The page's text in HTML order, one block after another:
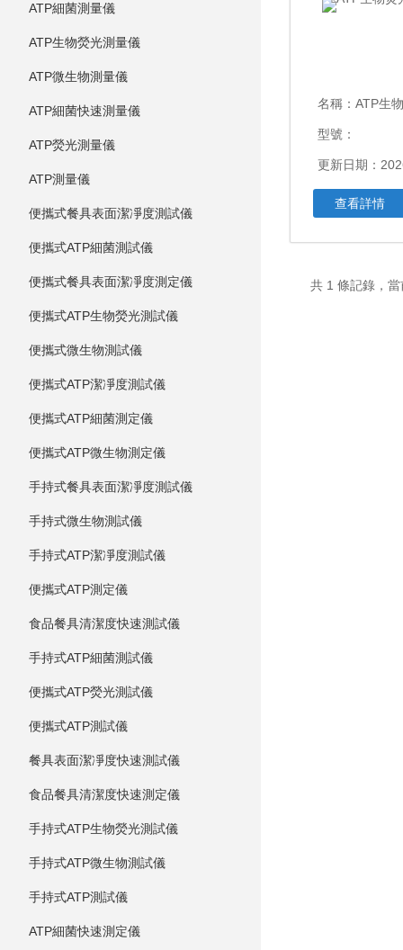
ATP細菌測量儀
ATP生物熒光測量儀
ATP微生物測量儀
ATP細菌快速測量儀
ATP熒光測量儀
ATP測量儀
便攜式餐具表面潔凈度測試儀
便攜式ATP細菌測試儀
便攜式餐具表面潔凈度測定儀
便攜式ATP生物熒光測試儀
便攜式微生物測試儀
便攜式ATP潔凈度測試儀
便攜式ATP細菌測定儀
便攜式ATP微生物測定儀
手持式餐具表面潔凈度測試儀
手持式微生物測試儀
手持式ATP潔凈度測試儀
便攜式ATP測定儀
食品餐具清潔度快速測試儀
手持式ATP細菌測試儀
便攜式ATP熒光測試儀
便攜式ATP測試儀
餐具表面潔凈度快速測試儀
食品餐具清潔度快速測定儀
手持式ATP生物熒光測試儀
手持式ATP微生物測試儀
手持式ATP測試儀
ATP細菌快速測定儀
名稱： ATP生物
型號：
更新日期：
查看詳情
共 1 條記錄，